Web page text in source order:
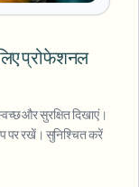
प्रोफेशनल
और सुरक्षित दिखाएं।
पर रखें। सुनिश्चित करें